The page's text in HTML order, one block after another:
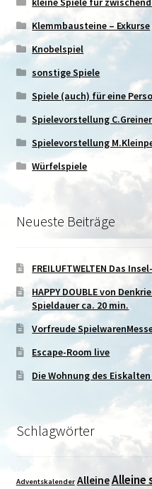
Klemmbausteine – Exkurse
Knobelspiel
sonstige Spiele
Spiele (auch) für eine
Spielevorstellung C.Greiner
Spielevorstellung
Würfelspiele
Neueste Beiträge
FREILUFTWELTEN Das
HAPPY DOUBLE von
Spieldauer ca. 20 min.
Vorfreude
Escape-Room live
Die Wohnung des
Schlagwörter
Adventskalender AlleineAlleine